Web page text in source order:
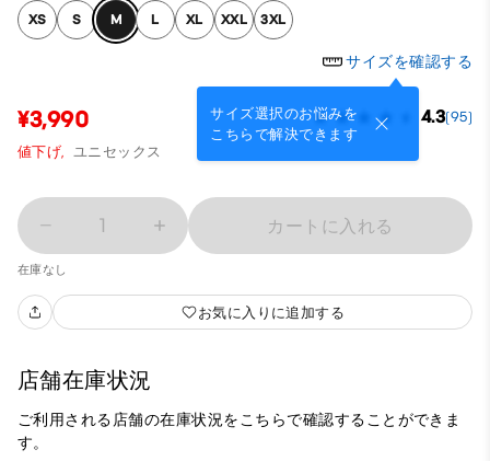
XS S M L XL XXL 3XL
サイズを確認する
サイズ選択のお悩みを
こちらで解決できます
¥3,990 4.3(95)
値下げ, ユニセックス
1 カートに入れる
在庫なし
お気に入りに追加する
店舗在庫状況
ご利用される店舗の在庫状況をこちらで確認することができま
す。